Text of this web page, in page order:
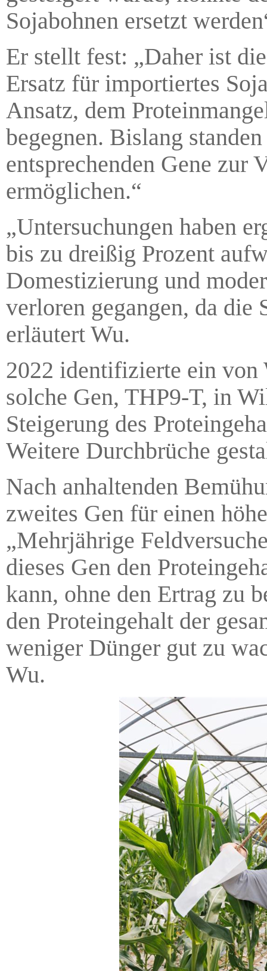
Sojabohnen ersetzt
Er stellt fest: „Daher ist
Ersatz für importiertes
Ansatz, dem
begegnen. Bislang
entsprechenden Gene zur
ermöglichen.“
„Untersuchungen haben
bis zu dreißig Prozent
Domestizierung und
verloren gegangen, da die
erläutert Wu.
2022 identifizierte ein von
solche Gen, THP9-T, in
Steigerung des
Weitere Durchbrüche
Nach anhaltenden
zweites Gen für einen
„Mehrjährige
dieses Gen den
kann, ohne den Ertrag zu
den Proteingehalt der
weniger Dünger gut zu
Wu.